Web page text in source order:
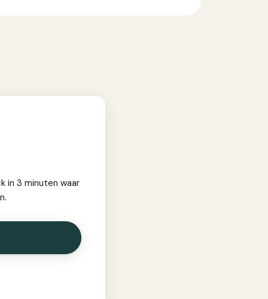
in 3 minuten waar